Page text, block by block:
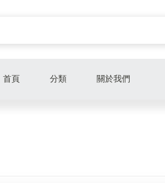
首頁 分類 關於我們